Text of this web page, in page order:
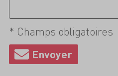
* Champs obligatoires